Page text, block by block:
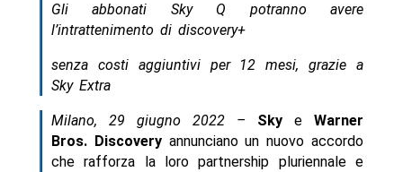
Gli abbonati Sky Q potranno avere
l’intrattenimento di discovery+
senza costi aggiuntivi per 12 mesi, grazie a
Sky Extra
Milano, 29 giugno 2022 – Skye Warner
Bros. Discovery annunciano un nuovo accordo
che rafforza la loro partnership pluriennale e